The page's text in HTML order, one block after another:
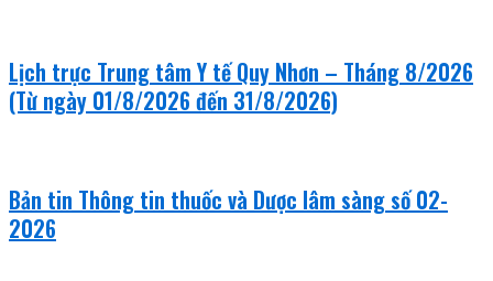
Lịch trực Trung tâm Y tế Quy Nhơn – Tháng 8/2026
(Từ ngày 01/8/2026 đến 31/8/2026)
Bản tin Thông tin thuốc và Dược lâm sàng số 02-
2026